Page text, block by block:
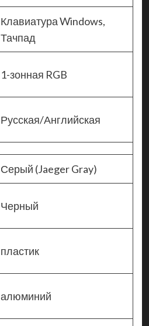
Клавиатура Windows,
Тачпад
1-зонная RGB
Русская/Английская
Серый (Jaeger Gray)
Черный
пластик
алюминий